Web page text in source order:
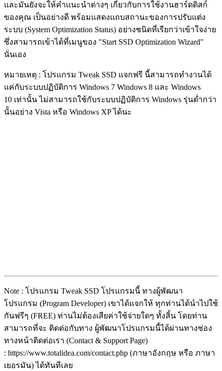
และมันยังจะให้คำแนะนำต่างๆ เกี่ยวกับการใช้งานฮาร์ดดิสก์
ของคุณ เป็นอย่างดี พร้อมแสดงแถบสถานะของการปรับแต่ง
ระบบ (System Optimization Status) อย่างชนิดที่เรียกว่าเข้าใจง่าย
ซึ่งสามารถเข้าได้ที่เมนูของ "Start SSD Optimization Wizard"
นั่นเอง
หมายเหตุ : โปรแกรม Tweak SSD แจกฟรี นี้สามารถทำงานได้
แค่กับระบบปฏิบัติการ Windows 7 Windows 8 และ Windows
10 เท่านั้น ไม่สามารถใช้กับระบบปฏิบัติการ Windows รุ่นต่ำกว่า
นั้นอย่าง Vista หรือ Windows XP ได้นะ
Note : โปรแกรม Tweak SSD โปรแกรมนี้ ทางผู้พัฒนา
โปรแกรม (Program Developer) เขาได้แจกให้ ทุกท่านได้นำไปใช้
กันฟรีๆ (FREE) ท่านไม่ต้องเสียค่าใช้จ่ายใดๆ ทั้งสิ้น โดยท่าน
สามารถที่จะ ติดต่อกับทาง ผู้พัฒนาโปรแกรมนี้ได้ผ่านทางช่อง
ทางหน้าติดต่อเรา (Contact & Support Page)
: https://www.totalidea.com/contact.php (ภาษาอังกฤษ หรือ ภาษา
เยอรมัน) ได้ทันทีเลย